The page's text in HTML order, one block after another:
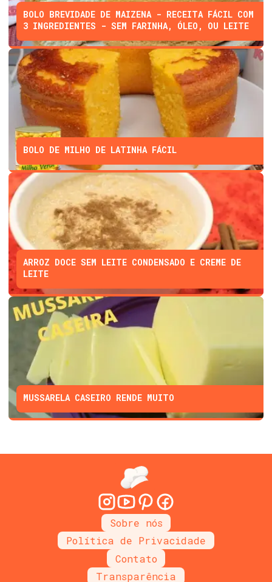
BOLO BREVIDADE DE MAIZENA - RECEITA FÁCIL COM
3 INGREDIENTES - SEM FARINHA, ÓLEO, OU LEITE
BOLO DE MILHO DE LATINHA FÁCIL
ARROZ DOCE SEM LEITE CONDENSADO E CREME DE
LEITE
MUSSARELA CASEIRO RENDE MUITO
Sobre nós
Política de Privacidade
Contato
Transparência